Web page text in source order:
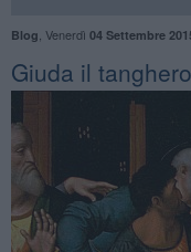
Blog Venerdì 04 Settembre
Giuda il tanghero